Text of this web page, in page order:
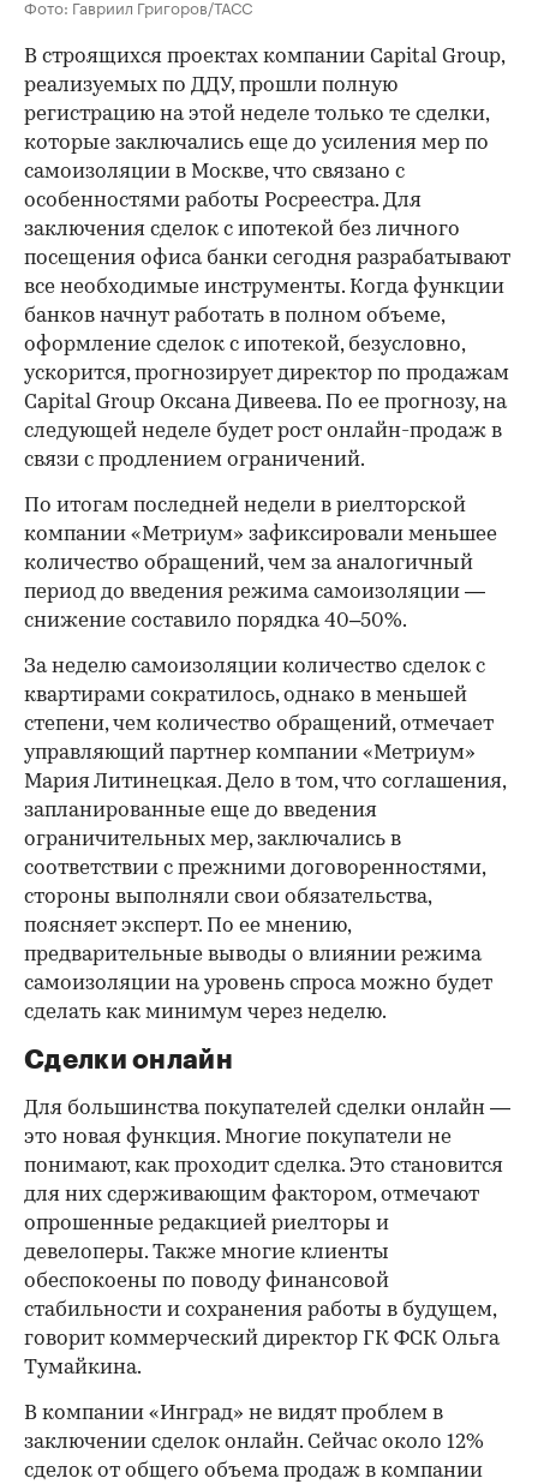
Фото: Гавриил Григоров/ТАСС
В строящихся проектах компании Capital Group,
реализуемых по ДДУ, прошли полную
регистрацию на этой неделе только те сделки,
которые заключались еще до усиления мер по
самоизоляции в Москве, что связано с
особенностями работы Росреестра. Для
заключения сделок с ипотекой без личного
посещения офиса банки сегодня разрабатывают
все необходимые инструменты. Когда функции
банков начнут работать в полном объеме,
оформление сделок с ипотекой, безусловно,
ускорится, прогнозирует директор по продажам
Capital Group Оксана Дивеева. По ее прогнозу, на
следующей неделе будет рост онлайн-продаж в
связи с продлением ограничений.
По итогам последней недели в риелторской
компании «Метриум» зафиксировали меньшее
количество обращений, чем за аналогичный
период до введения режима самоизоляции —
снижение составило порядка 40–50%.
За неделю самоизоляции количество сделок с
квартирами сократилось, однако в меньшей
степени, чем количество обращений, отмечает
управляющий партнер компании «Метриум»
Мария Литинецкая. Дело в том, что соглашения,
запланированные еще до введения
ограничительных мер, заключались в
соответствии с прежними договоренностями,
стороны выполняли свои обязательства,
поясняет эксперт. По ее мнению,
предварительные выводы о влиянии режима
самоизоляции на уровень спроса можно будет
сделать как минимум через неделю.
Сделки онлайн
Для большинства покупателей сделки онлайн —
это новая функция. Многие покупатели не
понимают, как проходит сделка. Это становится
для них сдерживающим фактором, отмечают
опрошенные редакцией риелторы и
девелоперы. Также многие клиенты
обеспокоены по поводу финансовой
стабильности и сохранения работы в будущем,
говорит коммерческий директор ГК ФСК Ольга
Тумайкина.
В компании «Инград» не видят проблем в
заключении сделок онлайн. Сейчас около 12%
сделок от общего объема продаж в компании